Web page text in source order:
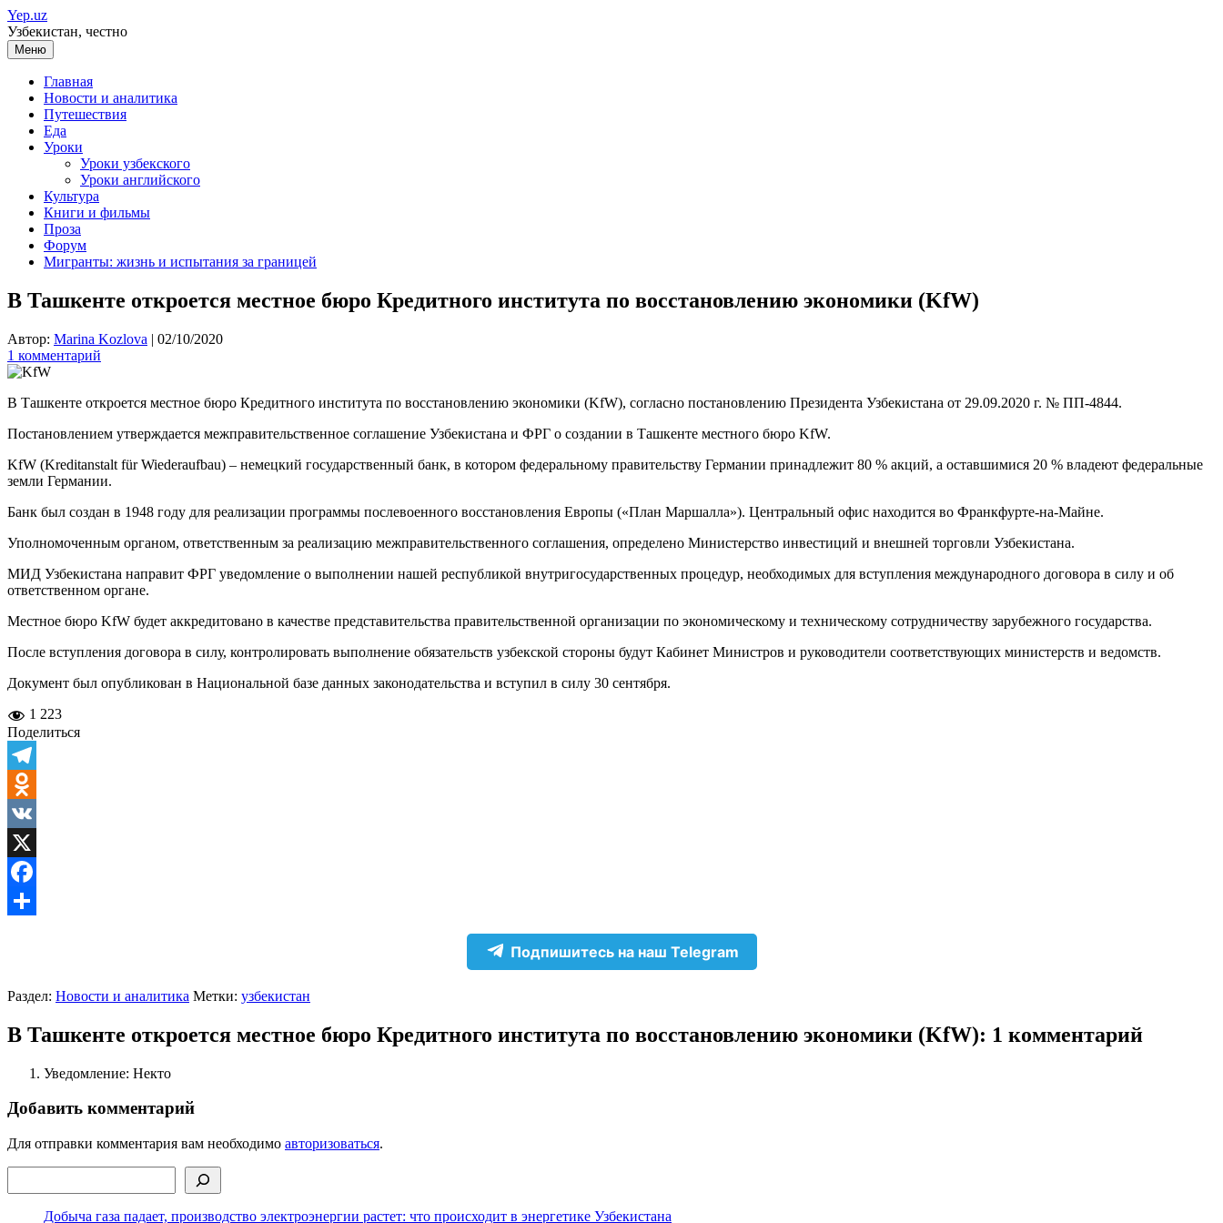
Перейти
к
содержимому
Yep.uz
Узбекистан, честно
Меню
Главная
Новости и аналитика
Путешествия
Еда
Уроки
Уроки узбекского
Уроки английского
Культура
Книги и фильмы
Проза
Форум
Мигранты: жизнь и испытания за границей
В Ташкенте откроется местное бюро Кредитного института по восстановлению экономики (KfW)
Автор: Marina Kozlova | 02/10/2020
1 комментарий
В Ташкенте откроется местное бюро Кредитного института по восстановлению экономики (KfW), согласно постановлению Президента Узбекистана от 29.09.2020 г. № ПП-4844.
Постановлением утверждается межправительственное соглашение Узбекистана и ФРГ о создании в Ташкенте местного бюро KfW.
KfW (Kreditanstalt für Wiederaufbau) – немецкий государственный банк, в котором федеральному правительству Германии принадлежит 80 % акций, а оставшимися 20 % владеют федеральные
земли Германии.
Банк был создан в 1948 году для реализации программы послевоенного восстановления Европы («План Маршалла»). Центральный офис находится во Франкфурте-на-Майне.
Уполномоченным органом, ответственным за реализацию межправительственного соглашения, определено Министерство инвестиций и внешней торговли Узбекистана.
МИД Узбекистана направит ФРГ уведомление о выполнении нашей республикой внутригосударственных процедур, необходимых для вступления международного договора в силу и об
ответственном органе.
Местное бюро KfW будет аккредитовано в качестве представительства правительственной организации по экономическому и техническому сотрудничеству зарубежного государства.
После вступления договора в силу, контролировать выполнение обязательств узбекской стороны будут Кабинет Министров и руководители соответствующих министерств и ведомств.
Документ был опубликован в Национальной базе данных законодательства и вступил в силу 30 сентября.
1 223
Поделиться
Telegram
Odnoklassniki
VK
X
Facebook
Подпишитесь на наш Telegram
Раздел: Новости и аналитика Метки: узбекистан
В Ташкенте откроется местное бюро Кредитного института по восстановлению экономики (KfW): 1 комментарий
Уведомление: Некто
Добавить комментарий
Для отправки комментария вам необходимо авторизоваться.
Добыча газа падает, производство электроэнергии растет: что происходит в энергетике Узбекистана